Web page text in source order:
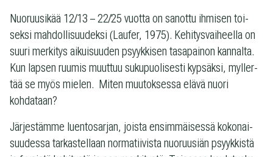
Nuo­ruusi­kää 12/13 – 22/25 vuotta on sanottu ihmi­sen toi­
seksi mah­dol­li­suu­deksi (Lau­fer, 1975). Kehi­tys­vai­heella on
suuri mer­ki­tys aikui­suu­den psyyk­ki­sen tasa­pai­non kan­nalta.
Kun lap­sen ruu­mis muut­tuu suku­puo­li­sesti kyp­säksi, myl­ler­
tää se myös mie­len. Miten muu­tok­sessa elävä nuori
kohdataan?
Jär­jes­tämme luen­to­sar­jan, joista ensim­mäi­sessä koko­nai­
suu­dessa tar­kas­tel­laan nor­ma­tii­vista nuo­ruusiän psyyk­kistä